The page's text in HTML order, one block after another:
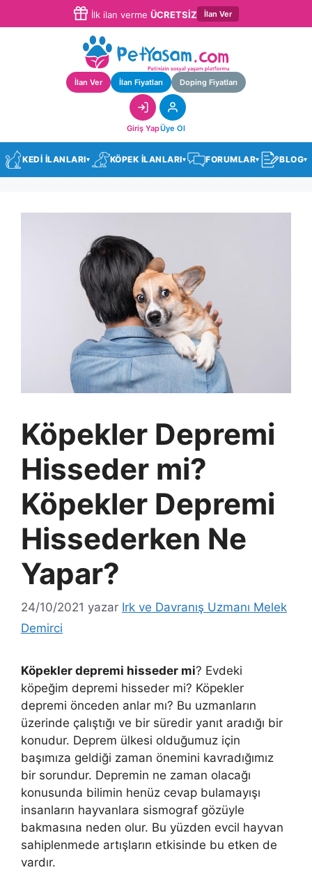
İlk ilan verme ÜCRETSİZ İlan Ver
İlan Ver İlan Fiyatları Doping Fiyatları
Giriş YapÜye Ol
KEDİ İLANLARI▾ KÖPEK İLANLARI▾ FORUMLAR▾ BLOG▾
Köpekler Depremi
Hisseder mi?
Köpekler Depremi
Hissederken Ne
Yapar?
24/10/2021 yazar Irk ve Davranış Uzmanı Melek
Demirci
Köpekler depremi hisseder mi? Evdeki
köpeğim depremi hisseder mi? Köpekler
depremi önceden anlar mı? Bu uzmanların
üzerinde çalıştığı ve bir süredir yanıt aradığı bir
konudur. Deprem ülkesi olduğumuz için
başımıza geldiği zaman önemini kavradığımız
bir sorundur. Depremin ne zaman olacağı
konusunda bilimin henüz cevap bulamayışı
insanların hayvanlara sismograf gözüyle
bakmasına neden olur. Bu yüzden evcil hayvan
sahiplenmede artışların etkisinde bu etken de
vardır.